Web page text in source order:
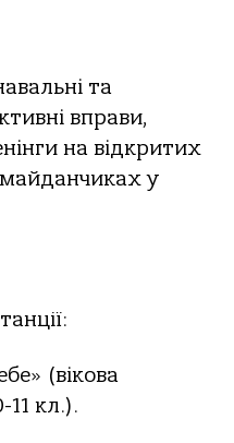
та
вправи,
на відкритих
у
(вікова
11 кл.).